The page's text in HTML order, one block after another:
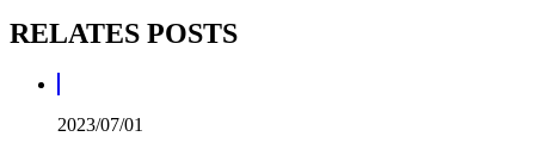
RELATES POSTS
2023/07/01